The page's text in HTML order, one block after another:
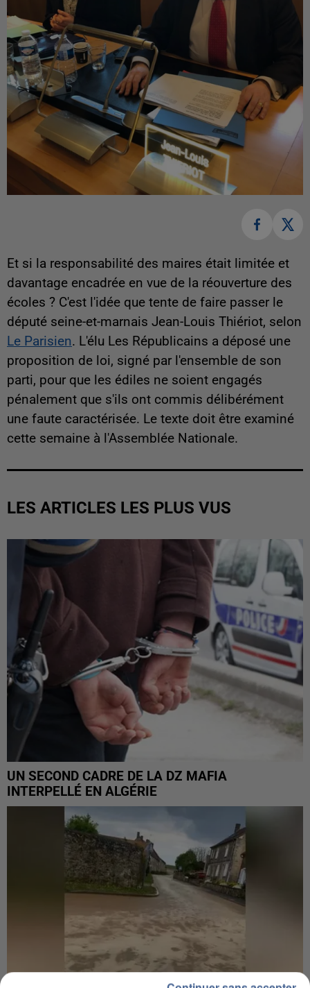
Et si la responsabilité des maires était limitée et
davantage encadrée en vue de la réouverture des
écoles ? C'est l'idée que tente de faire passer le
député seine-et-marnais Jean-Louis Thiériot, selon
Le Parisien. L'élu Les Républicains a déposé une
proposition de loi, signé par l'ensemble de son
parti, pour que les édiles ne soient engagés
pénalement que s'ils ont commis délibérément
une faute caractérisée. Le texte doit être examiné
cette semaine à l'Assemblée Nationale.
LES ARTICLES LES PLUS VUS
UN SECOND CADRE DE LA DZ MAFIA
INTERPELLÉ EN ALGÉRIE